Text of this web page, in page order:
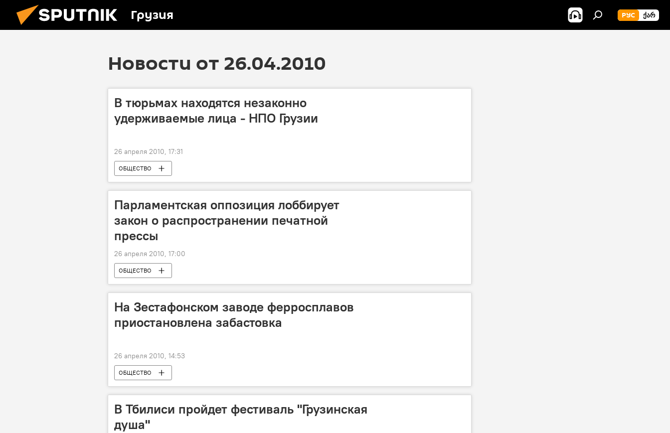
Грузия РУС ᲥᲐᲠ
Новости от 26.04.2010
В тюрьмах находятся незаконно
удерживаемые лица - НПО Грузии
26 апреля 2010, 17:31
ОБЩЕСТВО
Парламентская оппозиция лоббирует
закон о распространении печатной
прессы
26 апреля 2010, 17:00
ОБЩЕСТВО
На Зестафонском заводе ферросплавов
приостановлена забастовка
26 апреля 2010, 14:53
ОБЩЕСТВО
В Тбилиси пройдет фестиваль "Грузинская
душа"